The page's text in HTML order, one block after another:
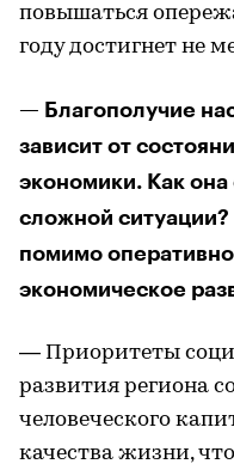
повышаться
году достигнет не
— Благополучие
зависит от
экономики. Как
сложной
помимо
экономическое
— Приоритеты
развития региона
человеческого
качества жизни,